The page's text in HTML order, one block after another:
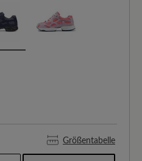
Größentabelle